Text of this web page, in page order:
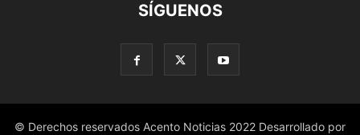
SÍGUENOS
© Derechos reservados Acento Noticias 2022 Desarrollado por